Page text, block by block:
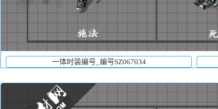
一体时装编号_编号SZ067034